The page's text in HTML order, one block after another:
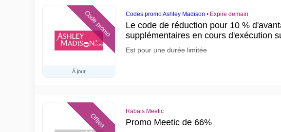
À jour
Code promo Codes promo Ashley Madison • Expire demain
Le code de réduction pour 10 %
supplémentaires en cours d'exécution
Est pour une durée limitée
Offres
Rabais Meetic
Promo Meetic de 66%